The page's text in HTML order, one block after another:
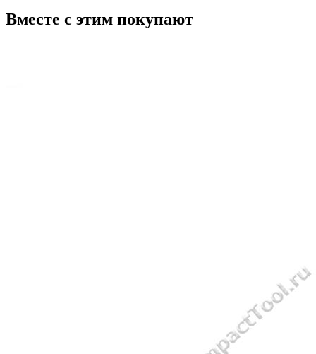
Вместе с этим покупают